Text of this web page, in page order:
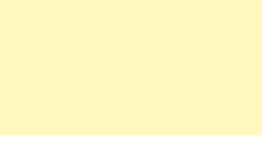
10 https://nurseful.jp/career/shizuoka/region-22203/RECF006979/